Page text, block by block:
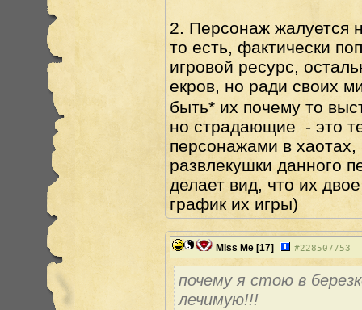
2. Персонаж
то есть, фактически
игровой ресурс,
екров, но ради своих
быть* их почему то
но страдающие - это
персонажами в
развлекушки данного
делает вид, что их
график их игры)
Miss Me [17] #228507753
почему я стою в
лечимую!!!